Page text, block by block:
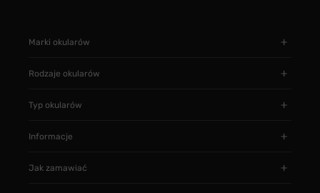
Marki okularów
Rodzaje okularów
Typ okularów
Informacje
Jak zamawiać